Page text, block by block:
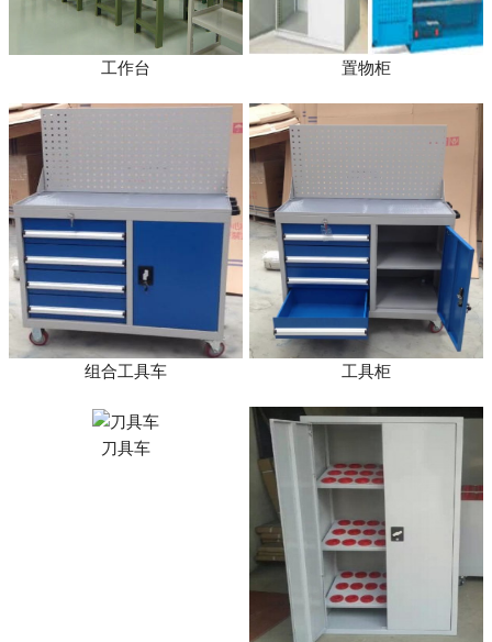
工作台 置物柜
组合工具车 工具柜
刀具车